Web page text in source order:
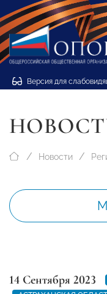
Версия для
Новости
14 Сентября 2023